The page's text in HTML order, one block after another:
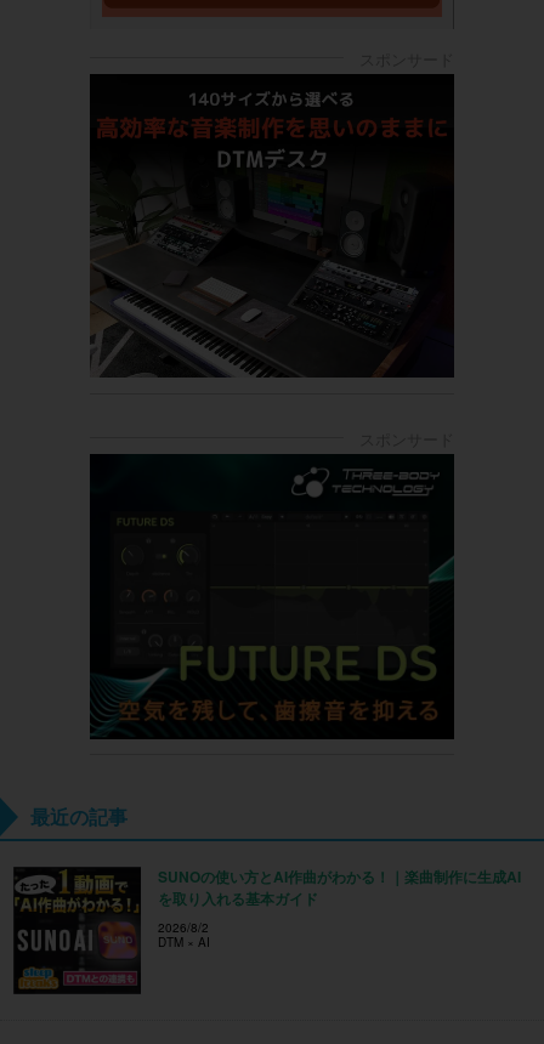
最近の記事
SUNOの使い方とAI作曲がわかる！｜楽曲制作に生成AI
を取り入れる基本ガイド
2026/8/2
DTM × AI